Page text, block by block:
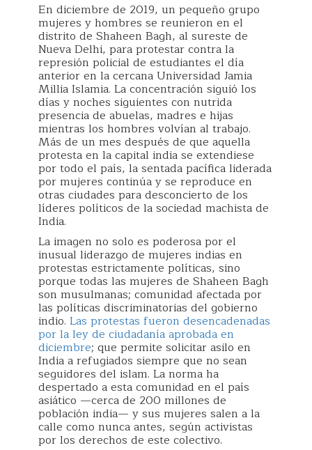
En diciembre de 2019, un pequeño grupo
mujeres y hombres se reunieron en el
distrito de Shaheen Bagh, al sureste de
Nueva Delhi, para protestar contra la
represión policial de estudiantes el día
anterior en la cercana Universidad Jamia
Millia Islamia. La concentración siguió los
días y noches siguientes con nutrida
presencia de abuelas, madres e hijas
mientras los hombres volvían al trabajo.
Más de un mes después de que aquella
protesta en la capital india se extendiese
por todo el país, la sentada pacífica liderada
por mujeres continúa y se reproduce en
otras ciudades para desconcierto de los
líderes políticos de la sociedad machista de
India.
La imagen no solo es poderosa por el
inusual liderazgo de mujeres indias en
protestas estrictamente políticas, sino
porque todas las mujeres de Shaheen Bagh
son musulmanas; comunidad afectada por
las políticas discriminatorias del gobierno
indio. Las protestas fueron desencadenadas
por la ley de ciudadanía aprobada en
diciembre; que permite solicitar asilo en
India a refugiados siempre que no sean
seguidores del islam. La norma ha
despertado a esta comunidad en el país
asiático —cerca de 200 millones de
población india— y sus mujeres salen a la
calle como nunca antes, según activistas
por los derechos de este colectivo.